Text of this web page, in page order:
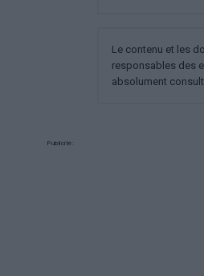
Le contenu et les
responsables des
absolument
Publicité: